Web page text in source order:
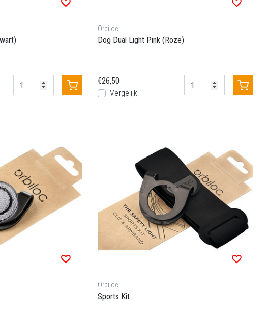
Orbiloc
Dog Dual Light Pink (Roze)
€26,50
Vergelijk
Orbiloc
Sports Kit